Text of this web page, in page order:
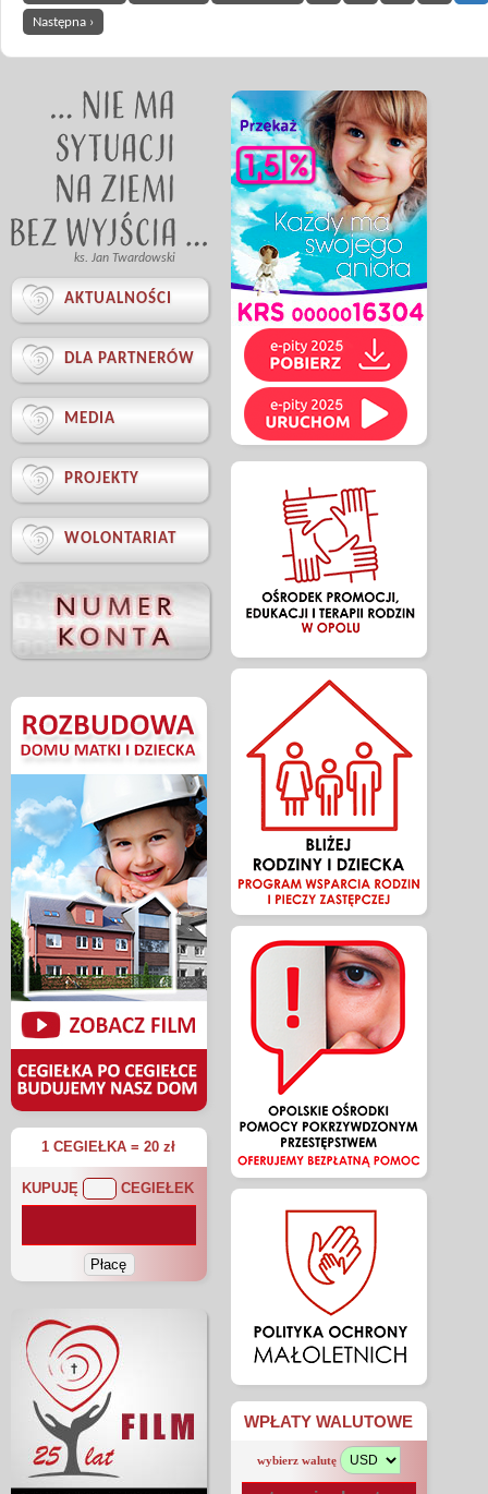
Następna ›
ks. Jan Twardowski
 AKTUALNOŚCI
 DLA PARTNERÓW
 MEDIA
 PROJEKTY
 WOLONTARIAT
1 CEGIEŁKA = 20 zł
KUPUJĘ CEGIEŁEK
WPŁATY WALUTOWE
wybierz walutę